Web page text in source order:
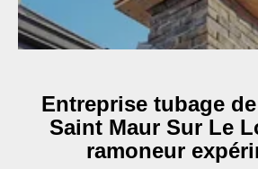
Entreprise tubage
Saint Maur Sur Le
ramoneur